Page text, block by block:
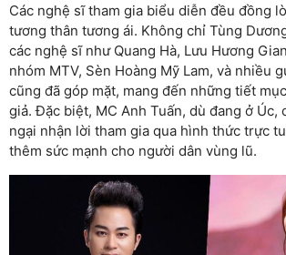
Các nghệ sĩ tham gia biểu diễn đều đồng
tương thân tương ái. Không chỉ Tùng
các nghệ sĩ như Quang Hà, Lưu Hương
nhóm MTV, Sèn Hoàng Mỹ Lam, và nhiều
cũng đã góp mặt, mang đến những tiết
giả. Đặc biệt, MC Anh Tuấn, dù đang ở Úc,
ngại nhận lời tham gia qua hình thức trực
thêm sức mạnh cho người dân vùng lũ.